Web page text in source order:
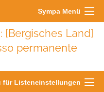
Sympa Menü
[Bergisches Land]
permanente
für Listeneinstellungen